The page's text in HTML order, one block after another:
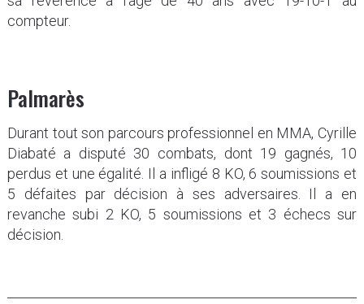
compteur.
Palmarès
Durant tout son parcours professionnel en MMA, Cyrille
Diabaté a disputé 30 combats, dont 19 gagnés, 10
perdus et une égalité. Il a infligé 8 KO, 6 soumissions et
5 défaites par décision à ses adversaires. Il a en
revanche subi 2 KO, 5 soumissions et 3 échecs sur
décision.